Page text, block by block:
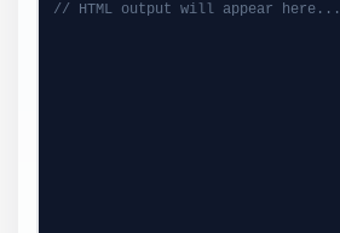
// HTML output will appear here...